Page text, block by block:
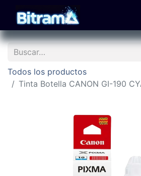
Todos los productos
Tinta Botella CANON GI-190